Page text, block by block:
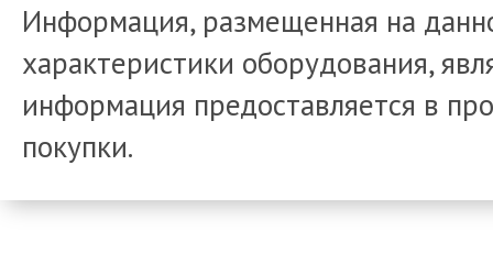
Информация, размещенная на
характеристики оборудования,
информация предоставляется в
покупки.